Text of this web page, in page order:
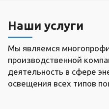
Наши услуги
Мы являемся
производственной
деятельность в сфере
освещения всех типов